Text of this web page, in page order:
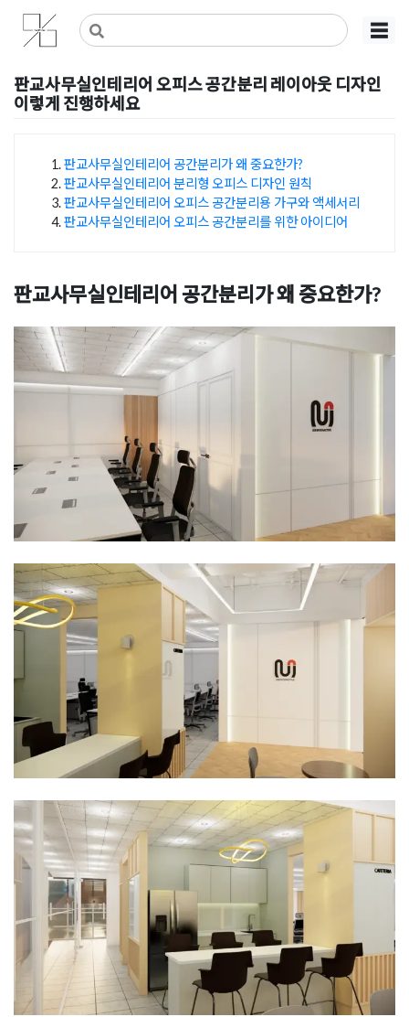
Skip
content
사무실인테리어 디자인 공사 비용견적 플랫폼
사무실인테리어 916
☰
판교사무실인테리어 오피스 공간분리 레이아웃 디자인
이렇게 진행하세요
판교사무실인테리어 공간분리가 왜 중요한가?
판교사무실인테리어 분리형 오피스 디자인 원칙
판교사무실인테리어 오피스 공간분리용 가구와 액세서리
판교사무실인테리어 오피스 공간분리를 위한 아이디어
판교사무실인테리어 공간분리가 왜 중요한가?